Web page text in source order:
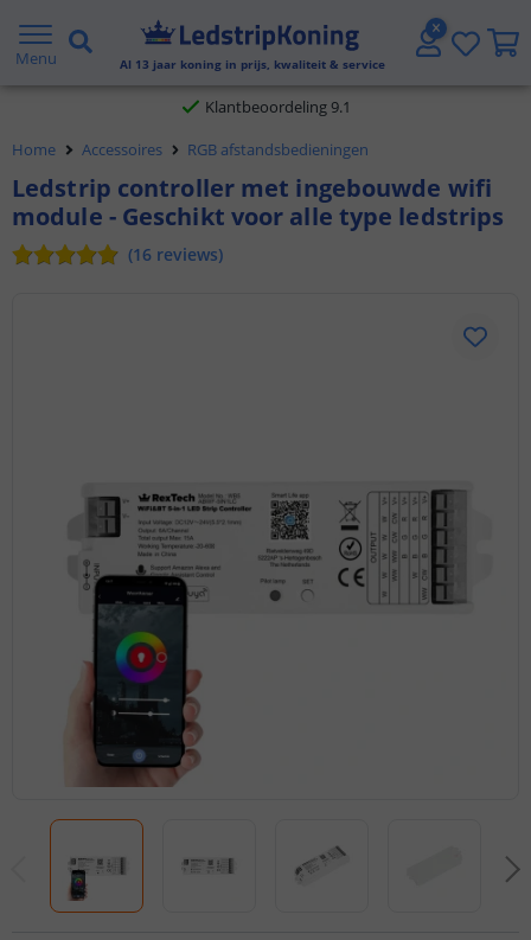
Menu Al 13 jaar koning in prijs, kwaliteit & service
Gratis verzending vanaf € 20,- NL en BE
Klantbeoordeling 9.1
Voor 23:45 uur besteld,morgen in huis
Home Accessoires RGB afstandsbedieningen
Ledstrip controller met ingebouwde wifi
module - Geschikt voor alle type ledstrips
(16 reviews)